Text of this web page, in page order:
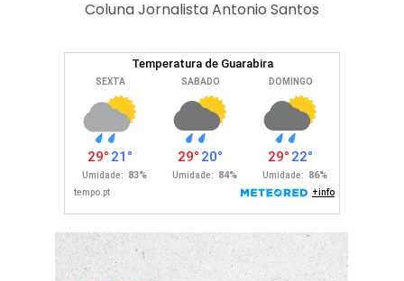
Coluna Jornalista Antonio Santos